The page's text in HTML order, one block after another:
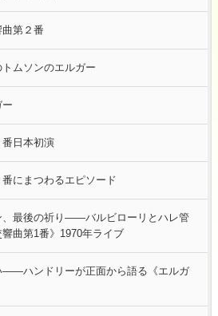
第２番
トムソンのエルガー
日本初演
にまつわるエピソード
、最後の祈り――バルビローリとハレ管
曲第1番》1970年ライブ
――ハンドリーが正面から語る《エルガ